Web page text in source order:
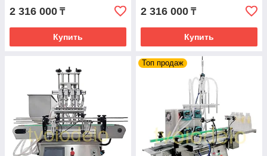
2 316 000 ₸
Купить
2 316 000 ₸
Купить
Топ продаж